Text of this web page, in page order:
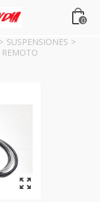
0
> SUSPENSIONES >